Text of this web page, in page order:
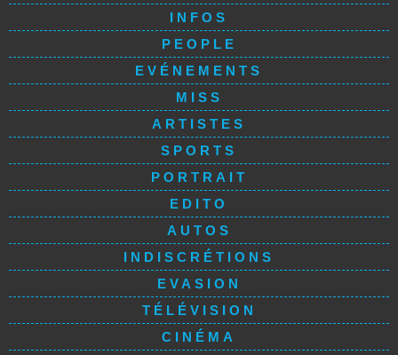
INFOS
PEOPLE
EVÉNEMENTS
MISS
ARTISTES
SPORTS
PORTRAIT
EDITO
AUTOS
INDISCRÉTIONS
EVASION
TÉLÉVISION
CINÉMA